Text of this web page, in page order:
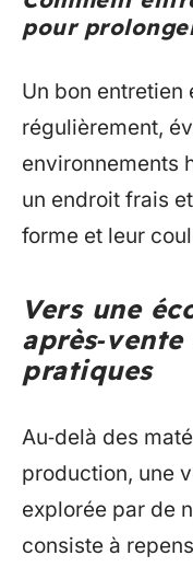
pour
Un bon
régulièrement,
environnements
un endroit frais
forme et leur
Vers une
pratiques
Au‑delà des
production, une
explorée par de
consiste à